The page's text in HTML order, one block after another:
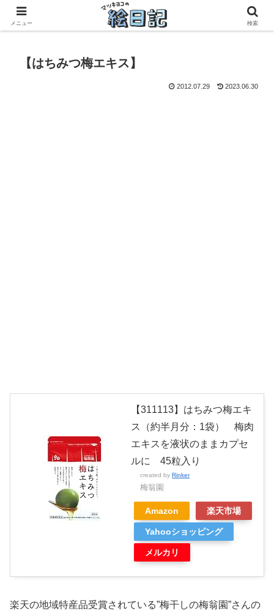
滋賀に移住した50代元主婦、フリーランス×パートの毎日
【はちみつ梅エキス】
2012.07.29 2023.06.30
【311113】はちみつ梅エキ
ス（約半月分：1袋） 梅肉
エキスを液状のままカプセ
ルに 45粒入り
created by Rinker
梅翁園
Amazon 楽天市場
Yahooショッピング
メルカリ
楽天の地域特産品受賞されている”梅干しの梅翁園”さんの
メニュー 検索